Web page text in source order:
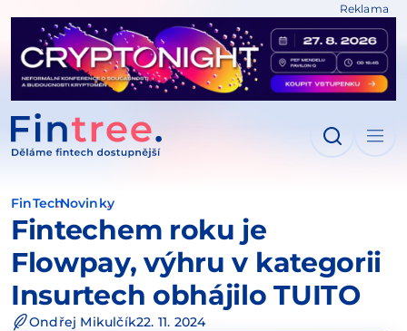
Reklama
FinTechNovinky
Fintechem roku je
Flowpay, výhru v kategorii
Insurtech obhájilo TUITO
Ondřej Mikulčík22. 11. 2024